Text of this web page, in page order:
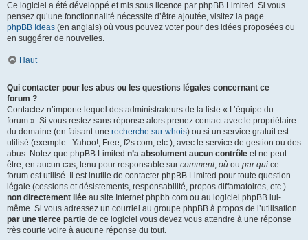
Ce logiciel a été développé et mis sous licence par phpBB Limited. Si vous
pensez qu’une fonctionnalité nécessite d’être ajoutée, visitez la page
phpBB Ideas (en anglais) où vous pouvez voter pour des idées proposées ou
en suggérer de nouvelles.
Haut
Qui contacter pour les abus ou les questions légales concernant ce
forum ?
Contactez n’importe lequel des administrateurs de la liste « L’équipe du
forum ». Si vous restez sans réponse alors prenez contact avec le propriétaire
du domaine (en faisant une recherche sur whois) ou si un service gratuit est
utilisé (exemple : Yahoo!, Free, f2s.com, etc.), avec le service de gestion ou des
abus. Notez que phpBB Limited n’a absolument aucun contrôle et ne peut
être, en aucun cas, tenu pour responsable sur comment, où ou par qui ce
forum est utilisé. Il est inutile de contacter phpBB Limited pour toute question
légale (cessions et désistements, responsabilité, propos diffamatoires, etc.)
non directement liée au site Internet phpbb.com ou au logiciel phpBB lui-
même. Si vous adressez un courriel au groupe phpBB à propos de l’utilisation
par une tierce partie de ce logiciel vous devez vous attendre à une réponse
très courte voire à aucune réponse du tout.